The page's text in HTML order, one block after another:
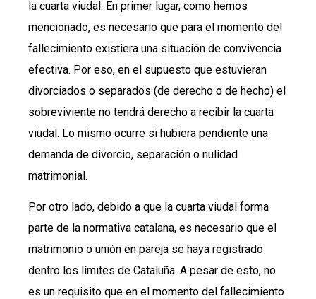
la cuarta viudal. En primer lugar, como hemos
mencionado, es necesario que para el momento del
fallecimiento existiera una situación de convivencia
efectiva. Por eso, en el supuesto que estuvieran
divorciados o separados (de derecho o de hecho) el
sobreviviente no tendrá derecho a recibir la cuarta
viudal. Lo mismo ocurre si hubiera pendiente una
demanda de divorcio, separación o nulidad
matrimonial.
Por otro lado, debido a que la cuarta viudal forma
parte de la normativa catalana, es necesario que el
matrimonio o unión en pareja se haya registrado
dentro los límites de Cataluña. A pesar de esto, no
es un requisito que en el momento del fallecimiento